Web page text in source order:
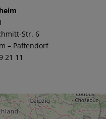
Str. 6
– Paffendorf
21 11